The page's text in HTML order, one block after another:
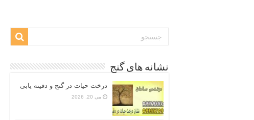
نشانه های گنج
درخت حیات در گنج و دفینه یابی
می 20, 2026